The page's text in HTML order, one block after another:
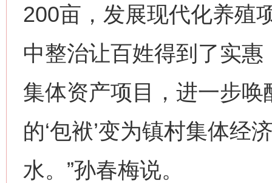
200亩，发展现代化养殖
中整治让百姓得到了实
集体资产项目，进一步
的‘包袱’变为镇村集体经
水。”孙春梅说。